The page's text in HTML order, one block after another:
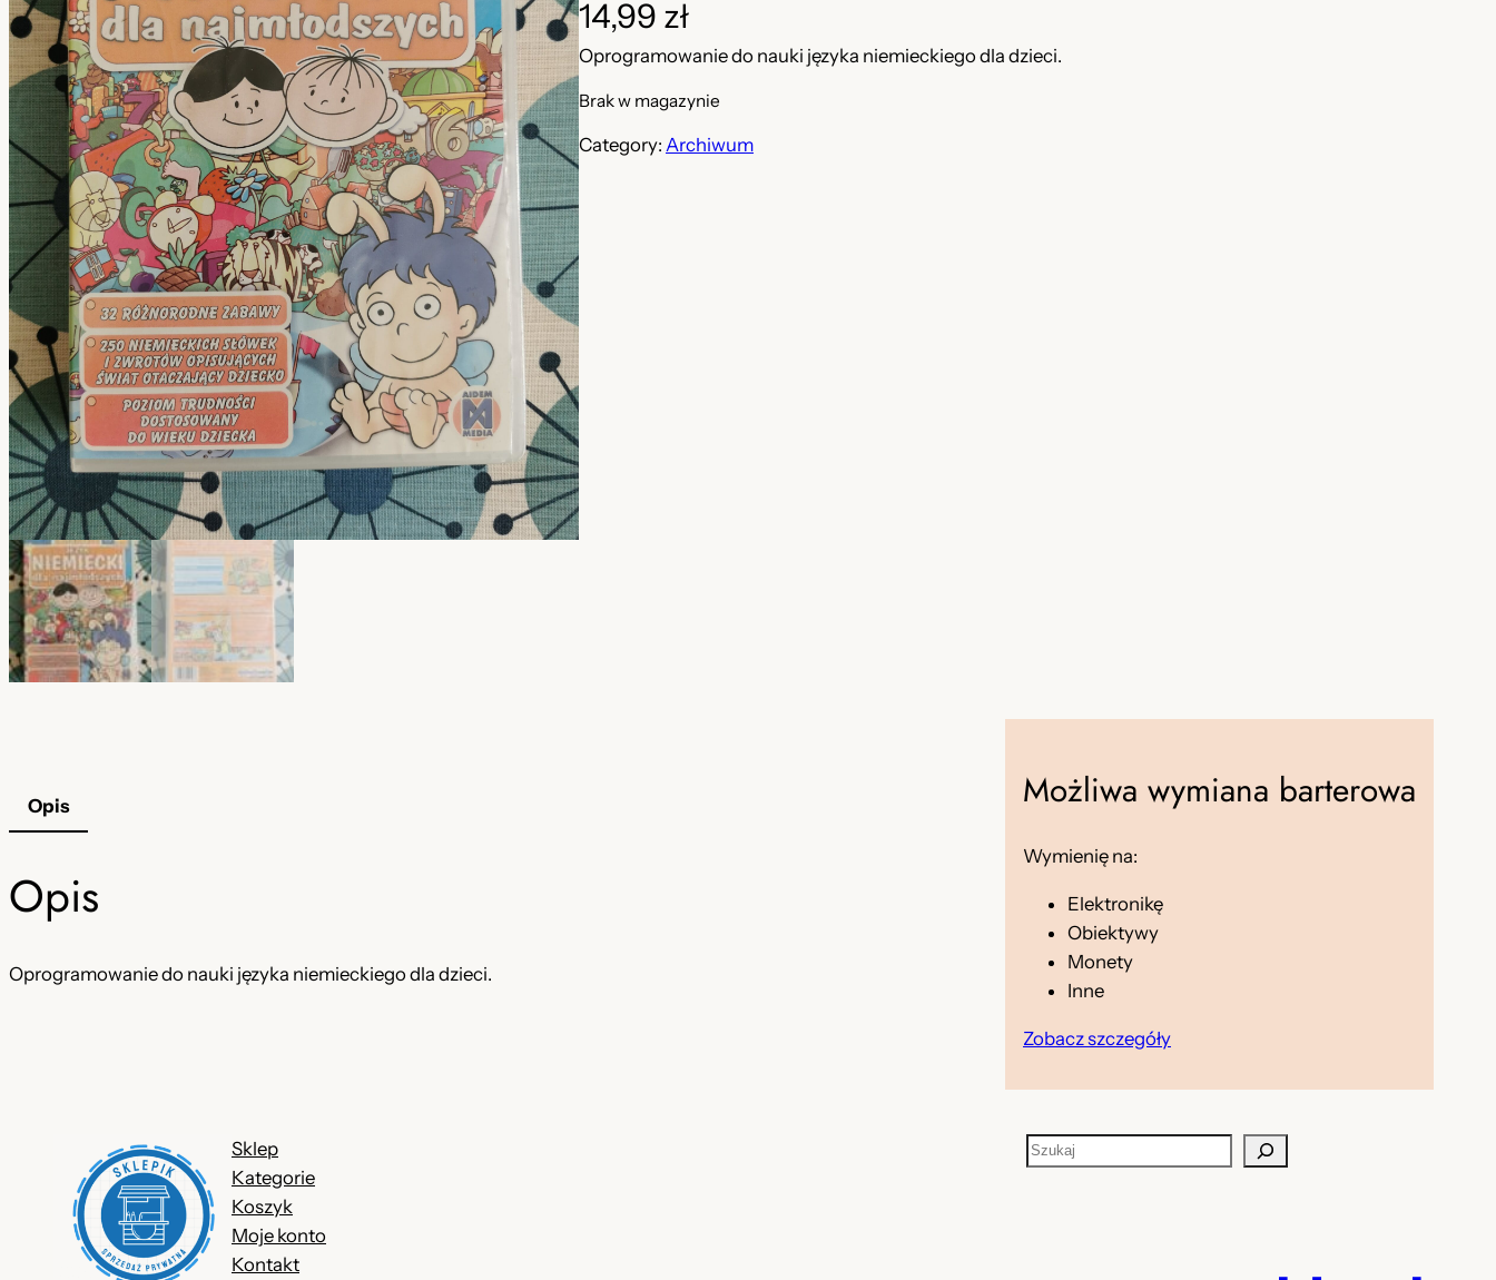
14,99 zł
Oprogramowanie do nauki języka niemieckiego dla dzieci.
Brak w magazynie
Category: Archiwum
Opis
Opis
Oprogramowanie do nauki języka niemieckiego dla dzieci.
Możliwa wymiana barterowa
Wymienię na:
Elektronikę
Obiektywy
Monety
Inne
Zobacz szczegóły
Sklep
Kategorie
Koszyk
Moje konto
Kontakt
S